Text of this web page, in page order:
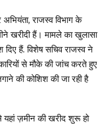
राजस्व विभाग के
खरीदी हैं। मामले का खुलासा
हैं. विशेष सचिव राजस्व ने
से मौके की जांच करते हुए
की कोशिश की जा रही है
यहां ज़मीन की खरीद शुरू हो